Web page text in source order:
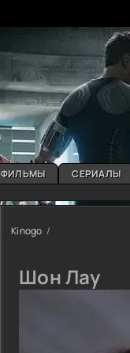
ФИЛЬМЫ СЕРИАЛЫ
Kinogo
Шон Лау